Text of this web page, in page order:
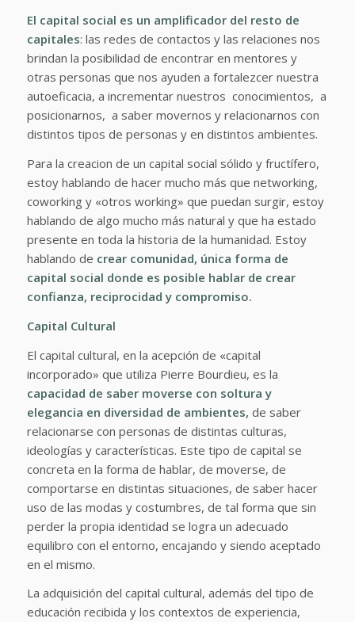
El capital social es un amplificador del resto de
capitales: las redes de contactos y las relaciones nos
brindan la posibilidad de encontrar en mentores y
otras personas que nos ayuden a fortalezcer nuestra
autoeficacia, a incrementar nuestros conocimientos, a
posicionarnos, a saber movernos y relacionarnos con
distintos tipos de personas y en distintos ambientes.
Para la creacion de un capital social sólido y fructífero,
estoy hablando de hacer mucho más que networking,
coworking y «otros working» que puedan surgir, estoy
hablando de algo mucho más natural y que ha estado
presente en toda la historia de la humanidad. Estoy
hablando de crear comunidad, única forma de
capital social donde es posible hablar de crear
confianza, reciprocidad y compromiso.
Capital Cultural
El capital cultural, en la acepción de «capital
incorporado» que utiliza Pierre Bourdieu, es la
capacidad de saber moverse con soltura y
elegancia en diversidad de ambientes, de saber
relacionarse con personas de distintas culturas,
ideologías y características. Este tipo de capital se
concreta en la forma de hablar, de moverse, de
comportarse en distintas situaciones, de saber hacer
uso de las modas y costumbres, de tal forma que sin
perder la propia identidad se logra un adecuado
equilibro con el entorno, encajando y siendo aceptado
en el mismo.
La adquisición del capital cultural, además del tipo de
educación recibida y los contextos de experiencia,